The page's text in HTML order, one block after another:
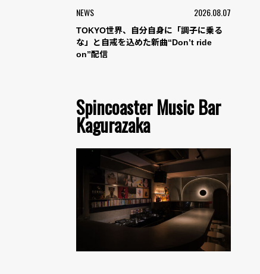
NEWS 2026.08.07
TOKYO世界、自分自身に「調子に乗る
な」と自戒を込めた新曲“Don’t ride
on”配信
Spincoaster Music Bar
Kagurazaka